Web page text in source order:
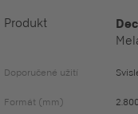
Produkt
Doporučené užití
Formát (mm)